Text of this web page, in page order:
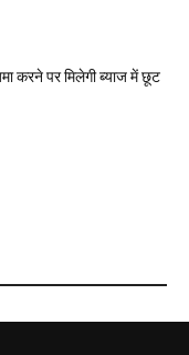
करने पर मिलेगी ब्याज में छूट